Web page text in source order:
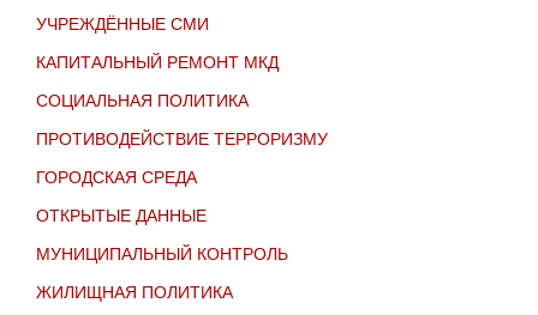
УЧРЕЖДЁННЫЕ СМИ
КАПИТАЛЬНЫЙ РЕМОНТ МКД
СОЦИАЛЬНАЯ ПОЛИТИКА
ПРОТИВОДЕЙСТВИЕ ТЕРРОРИЗМУ
ГОРОДСКАЯ СРЕДА
ОТКРЫТЫЕ ДАННЫЕ
МУНИЦИПАЛЬНЫЙ КОНТРОЛЬ
ЖИЛИЩНАЯ ПОЛИТИКА